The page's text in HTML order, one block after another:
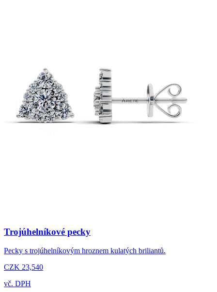
Trojúhelníkové pecky
Pecky s trojúhelníkovým hroznem kulatých briliantů.
CZK 23,540
vč. DPH